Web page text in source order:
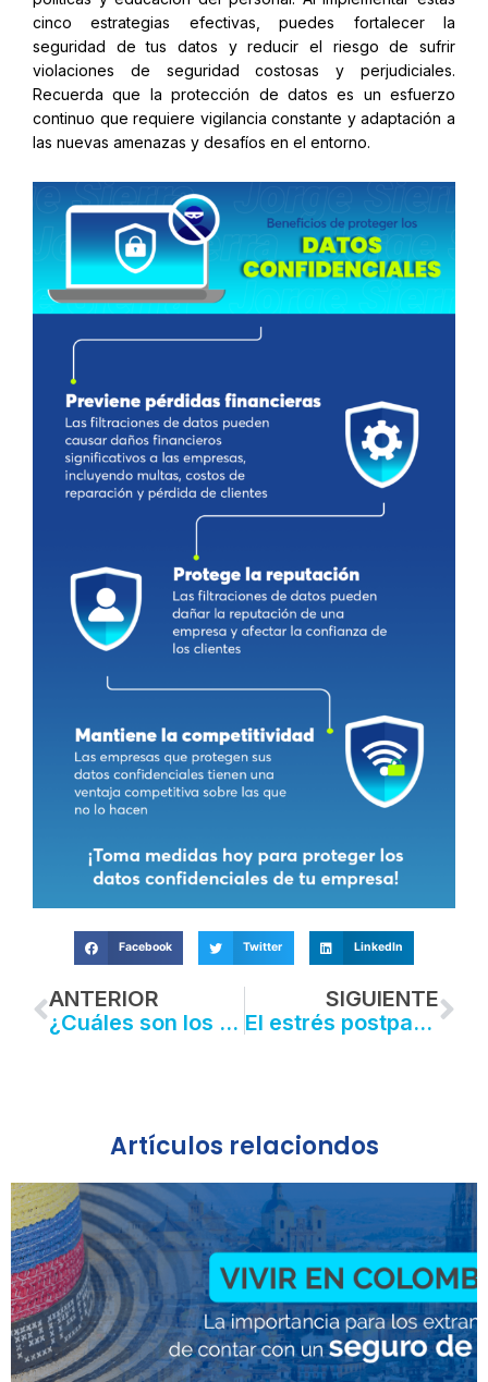
cinco estrategias efectivas, puedes fortalecer la
seguridad de tus datos y reducir el riesgo de sufrir
violaciones de seguridad costosas y perjudiciales.
Recuerda que la protección de datos es un esfuerzo
continuo que requiere vigilancia constante y adaptación a
las nuevas amenazas y desafíos en el entorno.
Facebook Twitter LinkedIn
Prev
ANTERIOR
¿Cuáles son los estudios de detección para el cáncer de mama?
SIGUIENTE
El estrés postparto: Un desafío silencioso para las nuevas madres
Artículos relaciondos